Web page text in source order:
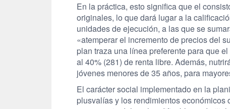
En la práctica, esto significa que el
originales, lo que dará lugar a la
unidades de ejecución, a las que se
«atemperar el incremento de precios del
plan traza una línea preferente para que
al 40% (281) de renta libre. Además,
jóvenes menores de 35 años, para
El carácter social implementado en la
plusvalías y los rendimientos